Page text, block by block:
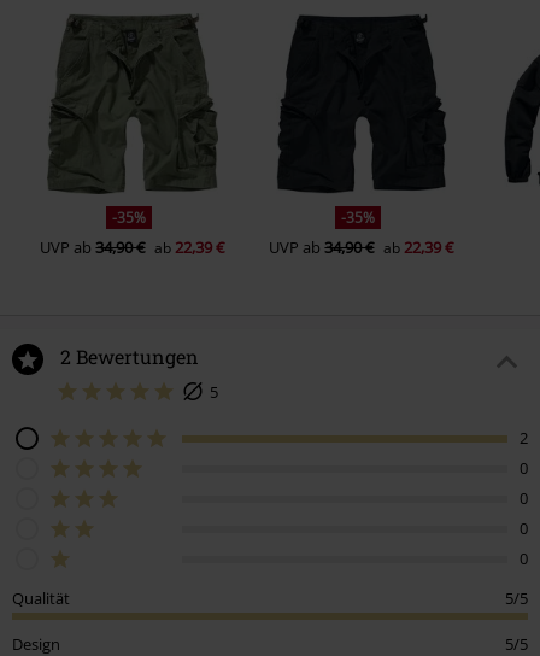
-35%
UVP ab34,90 € ab 22,39 €
-35%
UVP ab34,90 € ab 22,39 €
2 Bewertungen
5
2
0
0
0
0
Qualität
5/5
Design 5/5